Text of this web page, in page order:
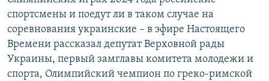
спортсмены и поедут ли в таком случае на
соревнования украинские – в эфире Настоящего
Времени рассказал депутат Верховной рады
Украины, первый замглавы комитета молодежи и
спорта, Олимпийский чемпион по греко-римской